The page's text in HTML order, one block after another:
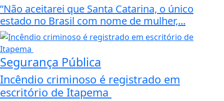
”Não aceitarei que Santa Catarina, o único
estado no Brasil com nome de mulher,...
Segurança Pública
Incêndio criminoso é registrado em
escritório de Itapema